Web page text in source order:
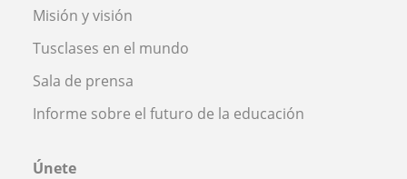
Misión y visión
Tusclases en el mundo
Sala de prensa
Informe sobre el futuro de la educación
Únete